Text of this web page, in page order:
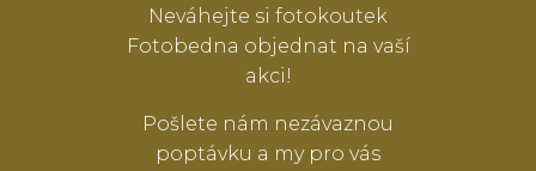
Neváhejte si fotokoutek
Fotobedna objednat na vaší
akci!
Pošlete nám nezávaznou
poptávku a my pro vás